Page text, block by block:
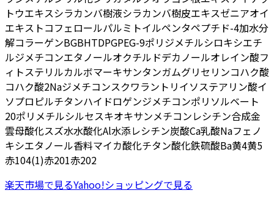
トウエキスシラカンバ樹液シラカンバ樹皮エキスゼニアオイ
エキス トコフェロールパルミトイルペンタペプチド-4加水分
解コラーゲンBGBHTDPGPEG-9ポリジメチルシロキシエチ
ルジメチコンエタノールオクチルドデカノールオレイン酸フ
ィトステリルカルボマーキサンタンガムグリセリンコハク酸
コハク酸2Naジメチコンスクワラン トリイソステアリン酸イ
ソプロピルチタンハイドロゲンジメチコンポリソルベート
20ポリメチルシルセスキオキサンメチコンレシチン合成金
雲母酸化スズ水水酸化Al水添レシチン炭酸Ca乳酸Naフェノ
キシエタノール香料マイカ酸化チタン酸化鉄硫酸Ba黄4黄5
赤104(1)赤201赤202
楽天市場で見るYahoo!ショッピングで見る